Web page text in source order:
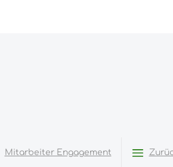
Mitarbeiter Engagement